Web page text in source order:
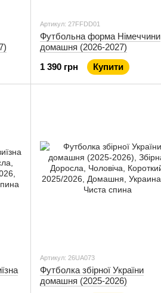
Артикул: 27FFDD01
Футбольна форма Німеччини
домашня (2026-2027)
1 390 грн
Купити
Артикул: 26UA073
Футболка збірної України
домашня (2025-2026)